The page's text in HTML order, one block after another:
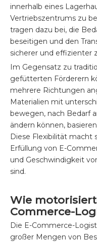
innerhalb eines
Vertriebszentrums zu
tragen dazu bei, die
beseitigen und den
sicherer und effizienter
Im Gegensatz zu
gefütterten Förderern
mehrere Richtungen
Materialien mit
bewegen, nach Bedarf
ändern können,
Diese Flexibilität macht
Erfüllung von E-
und Geschwindigkeit
sind.
Wie
Commerce-
Die E-Commerce-
großer Mengen von